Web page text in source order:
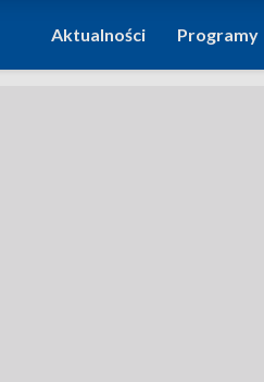
Aktualności Programy